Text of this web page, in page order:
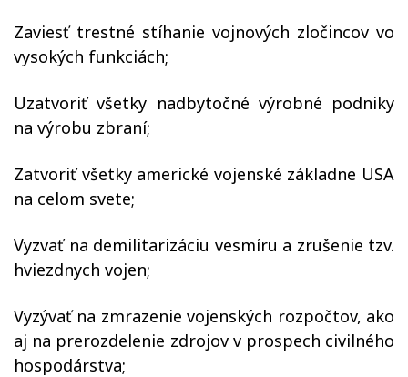
Zaviesť trestné stíhanie vojnových zločincov vo
vysokých funkciách;
Uzatvoriť všetky nadbytočné výrobné podniky
na výrobu zbraní;
Zatvoriť všetky americké vojenské základne USA
na celom svete;
Vyzvať na demilitarizáciu vesmíru a zrušenie tzv.
hviezdnych vojen;
Vyzývať na zmrazenie vojenských rozpočtov, ako
aj na prerozdelenie zdrojov v prospech civilného
hospodárstva;